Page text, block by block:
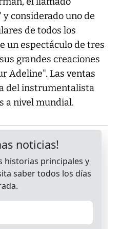
considerado uno de
de todos los
un espectáculo de tres
grandes creaciones
Adeline". Las ventas
del instrumentalista
a nivel mundial.